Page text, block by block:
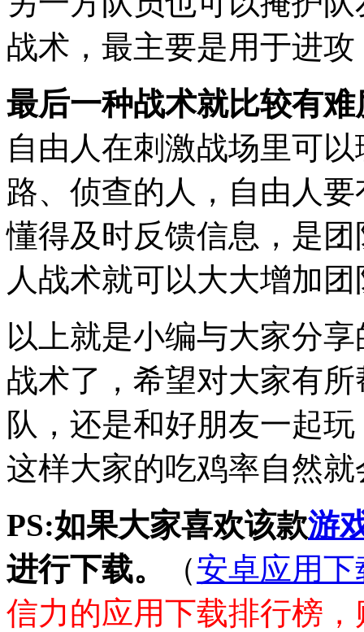
战术，最主要是用于进
最后一种战术就比较有
自由人在刺激战场里可
路、侦查的人，自由人
懂得及时反馈信息，是
人战术就可以大大增加
以上就是小编与大家分
战术了，希望对大家有
队，还是和好朋友一起
这样大家的吃鸡率自然
PS:如果大家喜欢该款游
进行下载。
（安卓应用下
信力的应用下载排行榜